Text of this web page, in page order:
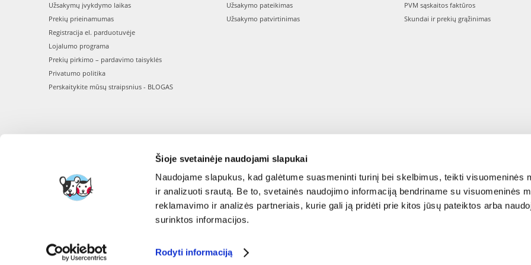
Šioje svetainėje naudojami slapukai
Naudojame slapukus, kad galėtume suasmeninti turinį bei skelbimus, teikti visuomeninės
ir analizuoti srautą. Be to, svetainės naudojimo informaciją bendriname su visuomeninės
reklamavimo ir analizės partneriais, kurie gali ją pridėti prie kitos jūsų pateiktos arba
surinktos informacijos.
Rodyti informaciją
Užsakymų įvykdymo laikas
Prekių prieinamumas
Registracija el. parduotuvėje
Lojalumo programa
Prekių pirkimo – pardavimo taisyklės
Privatumo politika
Perskaitykite mūsų straipsnius - BLOGAS
Užsakymo pateikimas
Užsakymo patvirtinimas
PVM sąskaitos faktūros
Skundai ir prekių grąžinimas